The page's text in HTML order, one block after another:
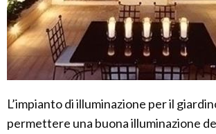
L’impianto di illuminazione per il
permettere una buona illuminazione